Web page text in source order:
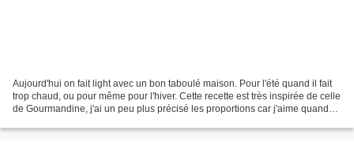
Aujourd'hui on fait light avec un bon taboulé maison. Pour l'été quand il fait
trop chaud, ou pour même pour l'hiver. Cette recette est très inspirée de celle
de Gourmandine, j'ai un peu plus précisé les proportions car j'aime quand